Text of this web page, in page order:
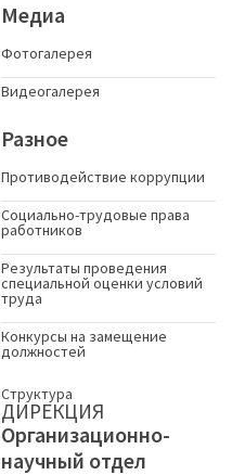
Медиа
Фотогалерея
Видеогалерея
Разное
Противодействие коррупции
Социально-трудовые права
работников
Результаты проведения
специальной оценки условий
труда
Конкурсы на замещение
должностей
Структура
ДИРЕКЦИЯ
Организационно-
научный отдел